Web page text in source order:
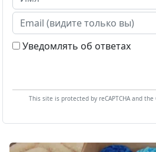
Уведомлять об ответах
This site is protected by reCAPTCHA and the